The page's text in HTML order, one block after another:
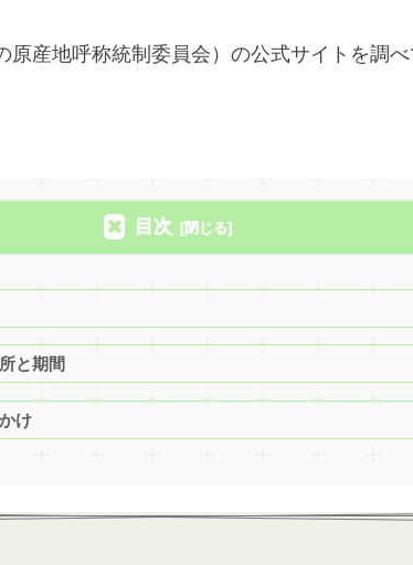
原産地呼称統制委員会）の公式サイトを調べ
目次
と期間
け